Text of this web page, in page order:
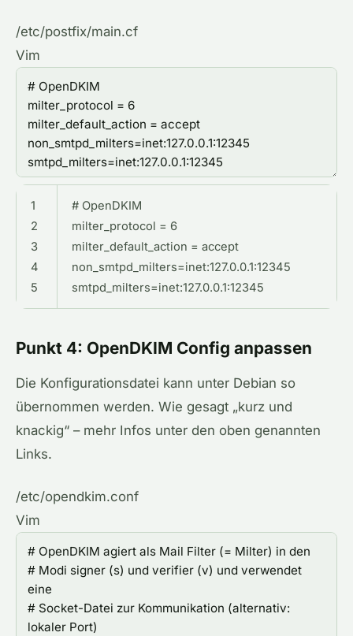
/etc/postfix/main.cf
Vim
1
2
3
4
5
# OpenDKIM
milter_protocol = 6
milter_default_action = accept
non_smtpd_milters=inet:127.0.0.1:12345
smtpd_milters=inet:127.0.0.1:12345
Punkt 4: OpenDKIM Config anpassen
Die Konfigurationsdatei kann unter Debian so
übernommen werden. Wie gesagt „kurz und
knackig“ – mehr Infos unter den oben genannten
Links.
/etc/opendkim.conf
Vim